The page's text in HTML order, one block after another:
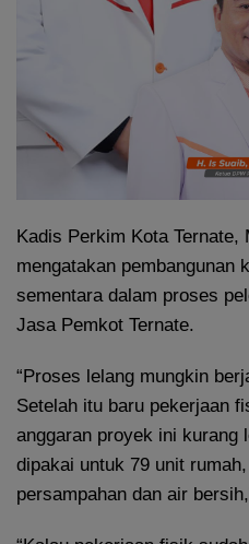
Kadis Perkim Kota Ternate,
mengatakan pembangunan
sementara dalam proses
Jasa Pemkot Ternate.
“Proses lelang mungkin
Setelah itu baru pekerjaan
anggaran proyek ini kurang
dipakai untuk 79 unit
persampahan dan air